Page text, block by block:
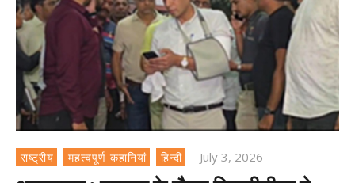
राष्ट्रीय महत्वपूर्ण कहानियां हिन्दी July 3, 2026